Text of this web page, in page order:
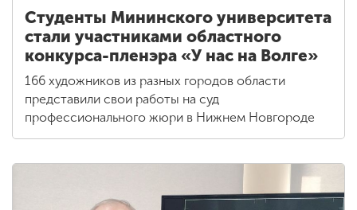
Студенты Мининского университета
стали участниками областного
конкурса-пленэра «У нас на Волге»
166 художников из разных городов области
представили свои работы на суд
профессионального жюри в Нижнем Новгороде